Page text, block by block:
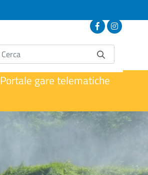
Portale gare telematiche